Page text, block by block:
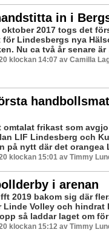
in i
oktober 2017 togs det
för Lindesbergs nya
Nu ca två år senare
klockan 14:07 av Camilla
omtalat frikast som
LIF Lindesberg och
på nytt där det orangea
klockan 15:01 av Timmy
i arenan
2019 bakom sig där
Linde Volley och hindrat
så laddar laget om
klockan 15:12 av Timmy